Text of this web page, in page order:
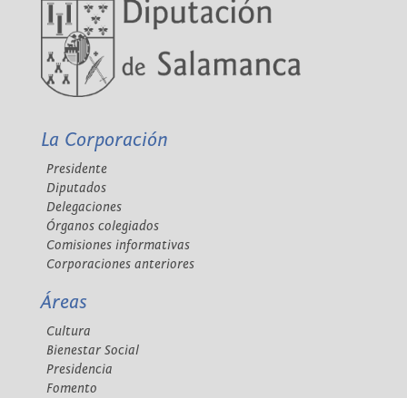
La Corporación
Presidente
Diputados
Delegaciones
Órganos colegiados
Comisiones informativas
Corporaciones anteriores
Áreas
Cultura
Bienestar Social
Presidencia
Fomento